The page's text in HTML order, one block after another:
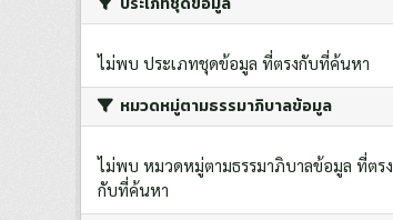
ไม่พบ ประเภทชุดข้อมูล ที่ตรงกับที่ค้นหา
หมวดหมู่ตามธรรมาภิบาลข้อมูล
ไม่พบ หมวดหมู่ตามธรรมาภิบาลข้อมูล ที่ตรง
กับที่ค้นหา